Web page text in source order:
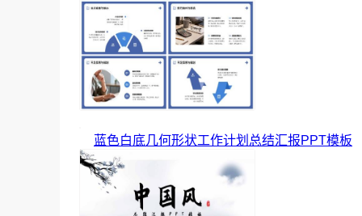
蓝色白底几何形状工作计划总结汇报PPT模板